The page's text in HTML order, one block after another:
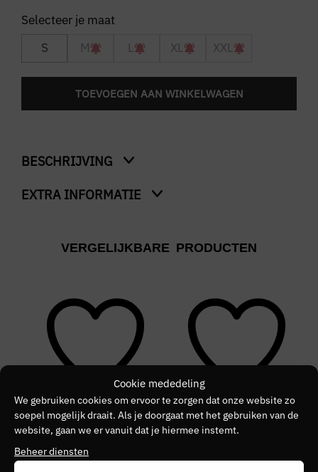
Cookie mededeling
We gebruiken cookies om ervoor te zorgen dat onze website zo
soepel mogelijk draait. Als je doorgaat met het gebruiken van de
website, gaan we er vanuit dat je hiermee instemt.
Beheer diensten
S M L XL XXL
TOEVOEGEN AAN WINKELWAGEN
BESCHRIJVING
Twin Tipped T-Shirt
EXTRA INFORMATIE
Blauw
FRED PERRY
Kleurnummer
VZ26
Kleurgroep
VERGELIJKBARE PRODUCTEN
SALE SALE